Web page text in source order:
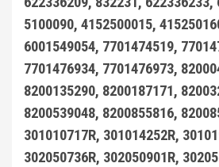
5100090, 4152500015,
6001549054, 7701474519,
7701476934, 7701476973,
8200135290, 8200187171,
8200539048, 8200855816,
301010717R, 301014252R,
302050736R, 302050901R,